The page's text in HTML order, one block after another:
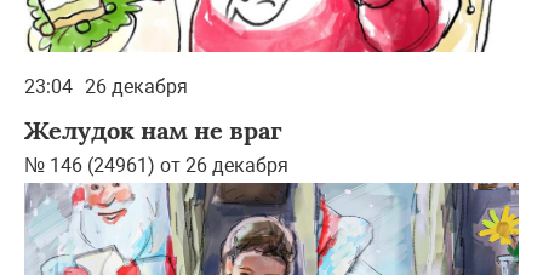
23:04 26 декабря
Желудок нам не враг
№ 146 (24961) от 26 декабря